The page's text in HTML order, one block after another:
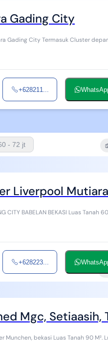
Gading City
Gading City Termasuk Cluster
+628211...
- 72 jt
Liverpool
60 m²
+628223...
Mgc, Setiaasih,
Tanah 90 M². Luas